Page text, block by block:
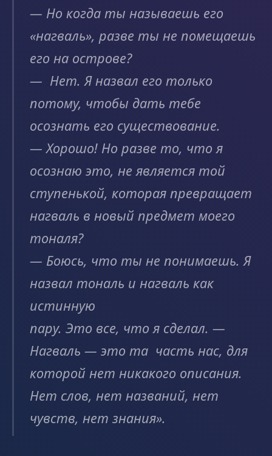
— Но когда ты называешь его
«нагваль», разве ты не помещаешь
его на острове?
— Нет. Я назвал его только
потому, чтобы дать тебе
осознать его существование.
— Хорошо! Но разве то, что я
осознаю это, не является той
ступенькой, которая превращает
нагваль в новый предмет моего
тоналя?
— Боюсь, что ты не понимаешь. Я
назвал тональ и нагваль как
истинную
пару. Это все, что я сделал. —
Нагваль — это та часть нас, для
которой нет никакого описания.
Нет слов, нет названий, нет
чувств, нет знания».